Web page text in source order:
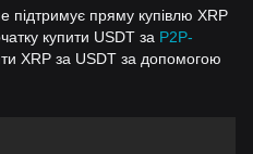
підтримує пряму купівлю XRP
купити USDT за P2P-
XRP за USDT за допомогою